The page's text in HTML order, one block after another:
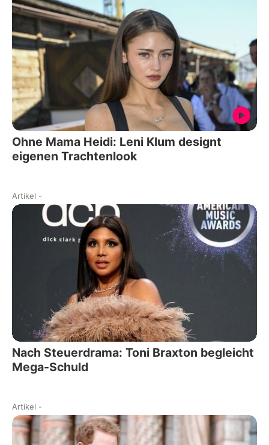
Ohne Mama Heidi: Leni Klum designt
eigenen Trachtenlook
Artikel -
Nach Steuerdrama: Toni Braxton begleicht
Mega-Schuld
Artikel -